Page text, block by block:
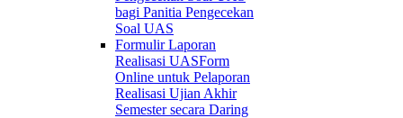
bagi Panitia Pengecekan
Soal UAS
Formulir Laporan
Realisasi UASForm
Online untuk Pelaporan
Realisasi Ujian Akhir
Semester secara Daring